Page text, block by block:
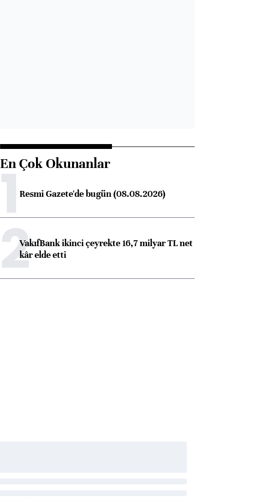
En Çok Okunanlar
1Resmi Gazete'de bugün (08.08.2026)
2VakıfBank ikinci çeyrekte 16,7 milyar TL net
kâr elde etti